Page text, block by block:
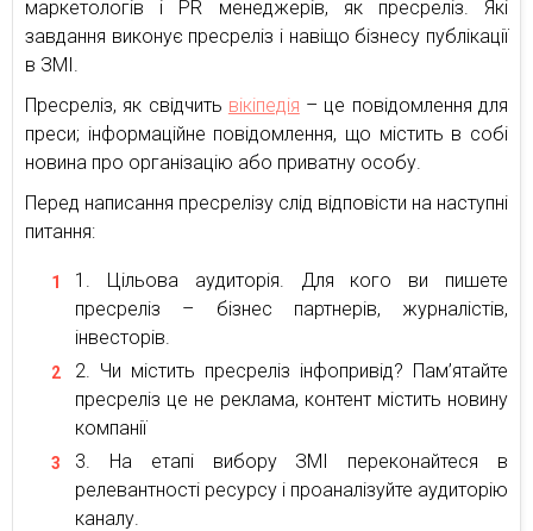
маркетологів і PR менеджерів, як пресреліз. Які
завдання виконує пресреліз і навіщо бізнесу публікації
в ЗМІ.
Пресреліз, як свідчить вікіпедія – це повідомлення для
преси; інформаційне повідомлення, що містить в собі
новина про організацію або приватну особу.
Перед написання пресрелізу слід відповісти на наступні
питання:
Цільова аудиторія. Для кого ви пишете
пресреліз – бізнес партнерів, журналістів,
інвесторів.
Чи містить пресреліз інфопривід? Пам’ятайте
пресреліз це не реклама, контент містить новину
компанії
На етапі вибору ЗМІ переконайтеся в
релевантності ресурсу і проаналізуйте аудиторію
каналу.